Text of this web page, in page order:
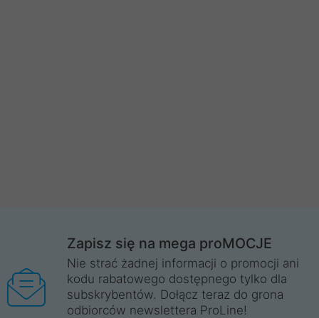
Zapisz się na mega proMOCJE
Nie strać żadnej informacji o promocji ani
kodu rabatowego dostępnego tylko dla
subskrybentów. Dołącz teraz do grona
odbiorców newslettera ProLine!